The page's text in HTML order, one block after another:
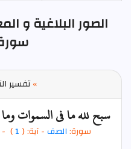
» تفسير
سبح لله ما في السموات
سورة:الصف- آية: ( 1
)
-